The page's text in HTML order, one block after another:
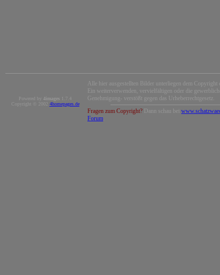
Powered by 4images 1.7.4
Copyright © 2002 4homepages.de
Alle hier ausgestellten Bilder unterliegen dem
Ein weiterverwenden, vervielfältigen oder die
Genehmigung- verstößt gegen das Urheberrechtgesetz.
Fragen zum Copyright? Dann schau bei
Forum.